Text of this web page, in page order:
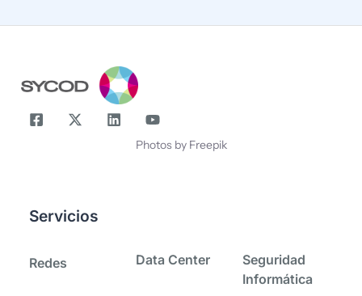
Photos by Freepik
Servicios
Redes Data Center
Seguridad
Informática